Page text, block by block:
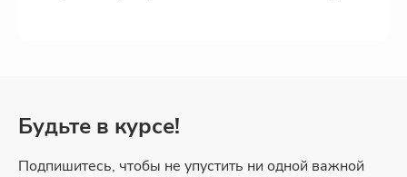
Будьте в курсе!
Подпишитесь, чтобы не упустить ни одной важной